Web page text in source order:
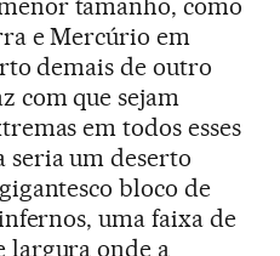
tamanho, como
e Mercúrio em
demais de outro
com que sejam
em todos esses
seria um deserto
bloco de
uma faixa de
largura onde a